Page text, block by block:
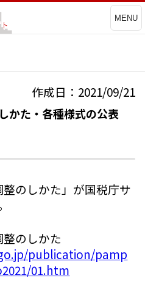
MENU
作成日：2021/09/21
かた・各種様式の公表
のしかた」が国税庁サ
のしかた
publication/pamp
01.htm